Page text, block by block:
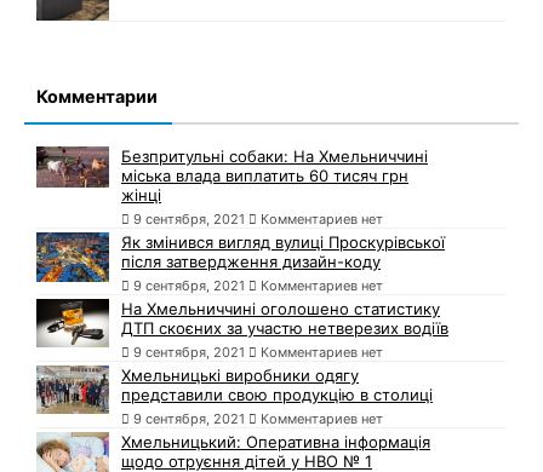
Комментарии
Безпритульні собаки: На Хмельниччині
міська влада виплатить 60 тисяч грн
жінці
9 сентября, 2021 Комментариев нет
Як змінився вигляд вулиці Проскурівської
після затвердження дизайн-коду
9 сентября, 2021 Комментариев нет
На Хмельниччині оголошено статистику
ДТП скоєних за участю нетверезих водіїв
9 сентября, 2021 Комментариев нет
Хмельницькі виробники одягу
представили свою продукцію в столиці
9 сентября, 2021 Комментариев нет
Хмельницький: Оперативна інформація
щодо отруєння дітей у НВО № 1